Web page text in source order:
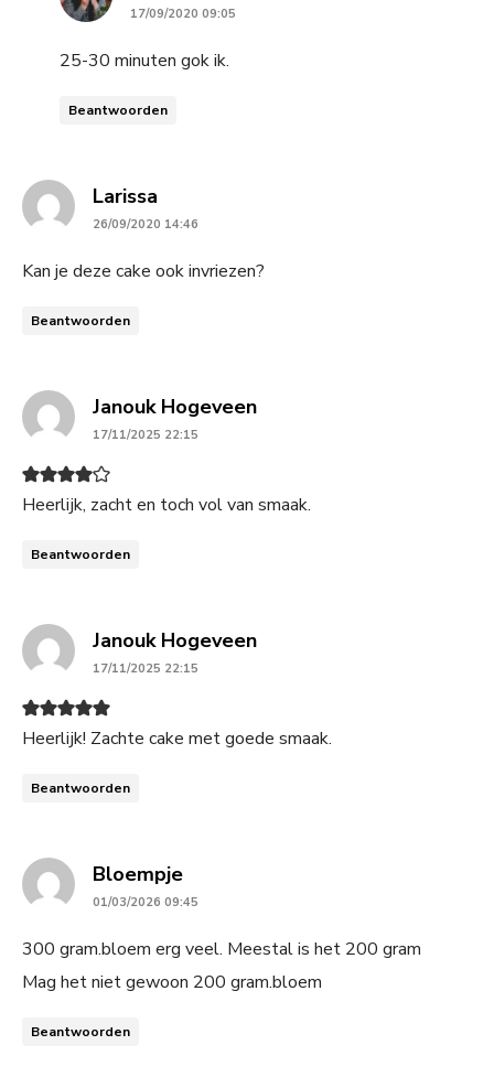
17/09/2020 09:05
25-30 minuten gok ik.
Beantwoorden
Larissa
26/09/2020 14:46
Kan je deze cake ook invriezen?
Beantwoorden
Janouk Hogeveensays:
17/11/2025 22:15
Heerlijk, zacht en toch vol van smaak.
Beantwoorden
Janouk Hogeveensays:
17/11/2025 22:15
Heerlijk! Zachte cake met goede smaak.
Beantwoorden
Bloempjesays:
01/03/2026 09:45
300 gram.bloem erg veel. Meestal is het 200 gram
Mag het niet gewoon 200 gram.bloem
Beantwoorden